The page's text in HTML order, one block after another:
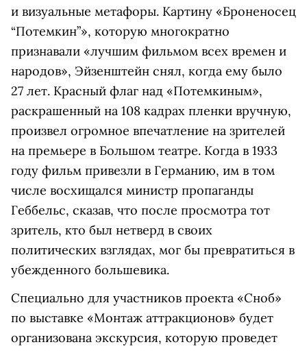
и визуальные метафоры. Картину «Броненосец
“Потемкин”», которую многократно
признавали «лучшим фильмом всех времен и
народов», Эйзенштейн снял, когда ему было
27 лет. Красный флаг над «Потемкиным»,
раскрашенный на 108 кадрах пленки вручную,
произвел огромное впечатление на зрителей
на премьере в Большом театре. Когда в 1933
году фильм привезли в Германию, им в том
числе восхищался министр пропаганды
Геббельс, сказав, что после просмотра тот
зритель, кто был нетверд в своих
политических взглядах, мог бы превратиться в
убежденного большевика.
Специально для участников проекта «Сноб»
по выставке «Монтаж аттракционов» будет
организована экскурсия, которую проведет